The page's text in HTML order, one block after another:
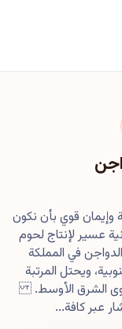
2013 برؤية طموحة وإيمان قوي بأن نكون
عسير لإنتاج لحوم
في المملكة
ويحتل المرتبة
الشرق الأوسط.
عبر كافة...